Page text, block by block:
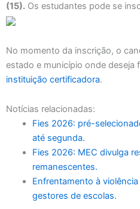
(15). Os estudantes pode se
No momento da inscrição, o
estado e município onde deseja
instituição certificadora.
Notícias relacionadas:
Fies 2026: pré-
até segunda.
Fies 2026: MEC divulga
remanescentes.
Enfrentamento à
gestores de escolas.